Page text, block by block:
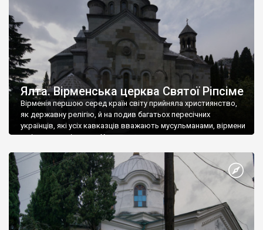
Ялта. Вірменська церква Святої Ріпсіме
Вірменія першою серед країн світу прийняла християнство,
як державну релігію, й на подив багатьох пересічних
українців, які усіх кавказців вважають мусульманами, вірмени
є відданими вірянами Христа